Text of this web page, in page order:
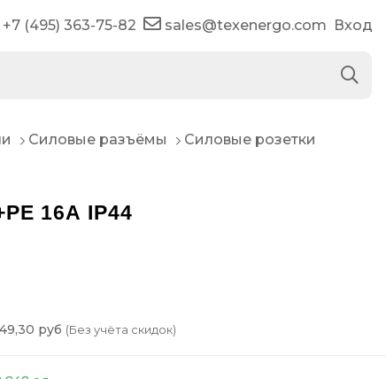
+7 (495) 363-75-82 sales@texenergo.com Вход
Силовые разъёмы Силовые розетки
16А IP44
руб (Без учёта скидок)